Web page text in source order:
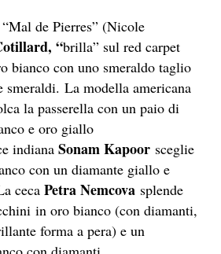
de Pierres” (Nicole
“brilla” sul red carpet
bianco con uno smeraldo taglio
smeraldi. La modella americana
la passerella con un paio di
e oro giallo
indiana Sonam Kapoor sceglie
con un diamante giallo e
ceca Petra Nemcova splende
in oro bianco (con diamanti,
forma a pera) e un